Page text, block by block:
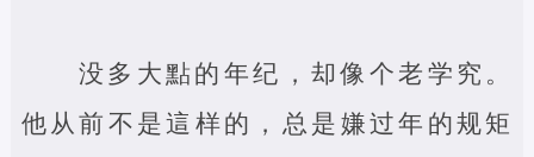
没多大點的年纪，却像个老学究。
他从前不是這样的，总是嫌过年的规矩